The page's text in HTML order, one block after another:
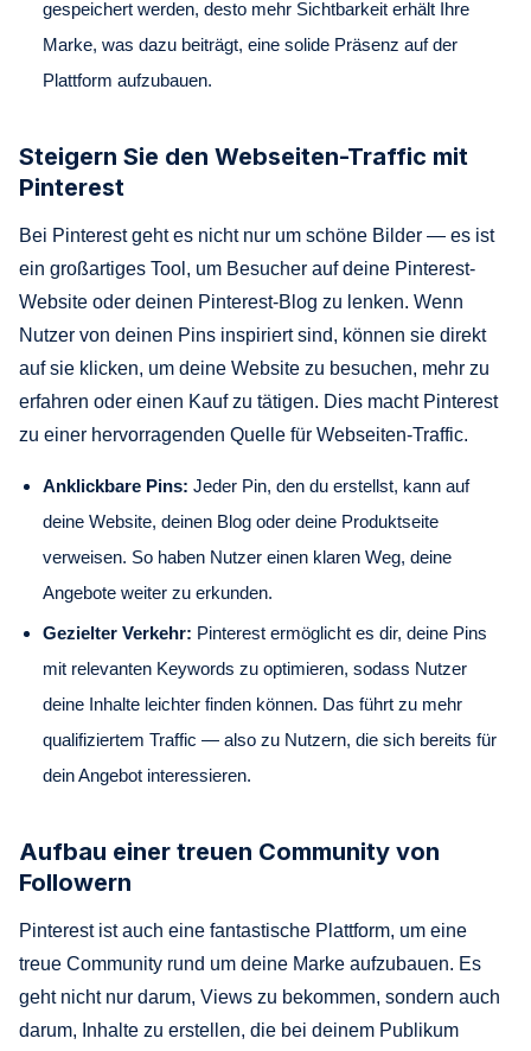
gespeichert werden, desto mehr Sichtbarkeit erhält Ihre
Marke, was dazu beiträgt, eine solide Präsenz auf der
Plattform aufzubauen.
Steigern Sie den Webseiten-Traffic mit
Pinterest
Bei Pinterest geht es nicht nur um schöne Bilder — es ist
ein großartiges Tool, um Besucher auf deine Pinterest-
Website oder deinen Pinterest-Blog zu lenken. Wenn
Nutzer von deinen Pins inspiriert sind, können sie direkt
auf sie klicken, um deine Website zu besuchen, mehr zu
erfahren oder einen Kauf zu tätigen. Dies macht Pinterest
zu einer hervorragenden Quelle für Webseiten-Traffic.
Anklickbare Pins: Jeder Pin, den du erstellst, kann auf
deine Website, deinen Blog oder deine Produktseite
verweisen. So haben Nutzer einen klaren Weg, deine
Angebote weiter zu erkunden.
Gezielter Verkehr: Pinterest ermöglicht es dir, deine Pins
mit relevanten Keywords zu optimieren, sodass Nutzer
deine Inhalte leichter finden können. Das führt zu mehr
qualifiziertem Traffic — also zu Nutzern, die sich bereits für
dein Angebot interessieren.
Aufbau einer treuen Community von
Followern
Pinterest ist auch eine fantastische Plattform, um eine
treue Community rund um deine Marke aufzubauen. Es
geht nicht nur darum, Views zu bekommen, sondern auch
darum, Inhalte zu erstellen, die bei deinem Publikum